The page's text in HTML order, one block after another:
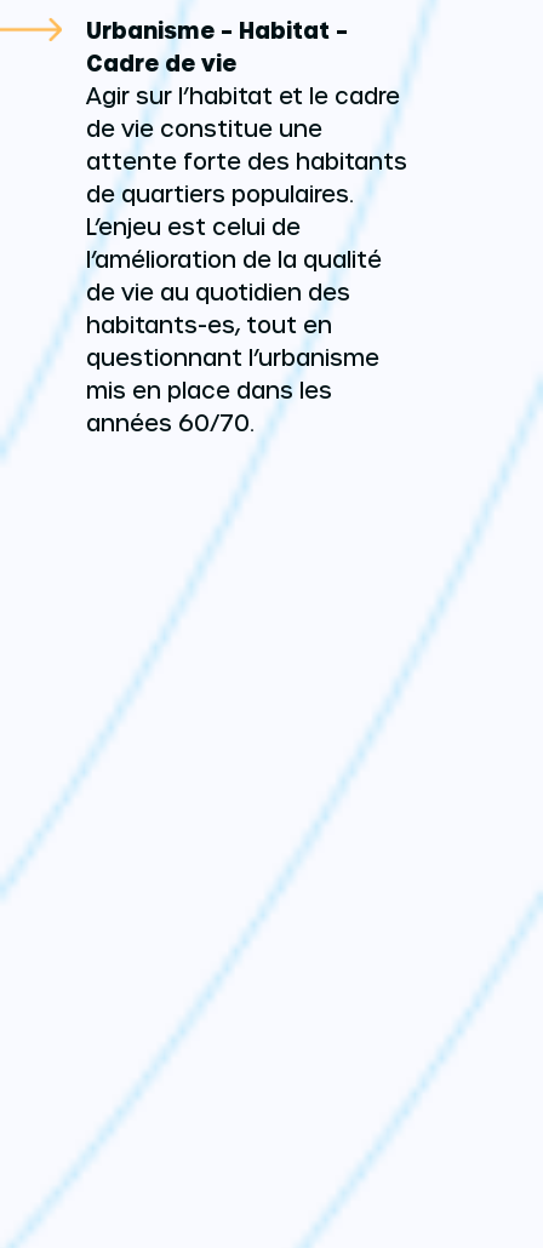
Urbanisme – Habitat –
Cadre de vie
Agir sur l’habitat et le cadre
de vie constitue une
attente forte des habitants
de quartiers populaires.
L’enjeu est celui de
l’amélioration de la qualité
de vie au quotidien des
habitants-es, tout en
questionnant l’urbanisme
mis en place dans les
années 60/70.